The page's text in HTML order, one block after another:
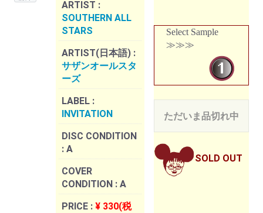
ARTIST :
SOUTHERN ALL
STARS
ARTIST(日本語) :
サザンオールスタ
ーズ
LABEL :
INVITATION
DISC CONDITION
: A
COVER
CONDITION : A
PRICE : ¥ 330(税
Select Sample
≫≫≫
ただいま品切れ中
SOLD OUT